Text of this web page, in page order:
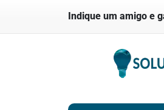
Indique um amigo e